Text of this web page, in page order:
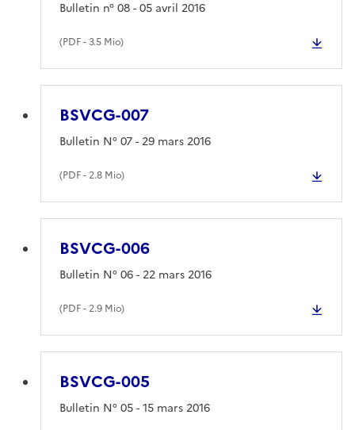
(PDF- 3.5 Mio)
Bulletin n° 08 - 05 avril 2016
BSVCG-007
(PDF- 2.8 Mio)
Bulletin N° 07 - 29 mars 2016
BSVCG-006
(PDF- 2.9 Mio)
Bulletin N° 06 - 22 mars 2016
BSVCG-005
Bulletin N° 05 - 15 mars 2016